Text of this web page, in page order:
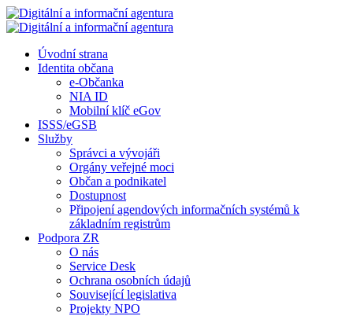
Úvodní strana
Identita občana
e-Občanka
NIA ID
Mobilní klíč eGov
ISSS/eGSB
Služby
Správci a vývojáři
Orgány veřejné moci
Občan a podnikatel
Dostupnost
Připojení agendových informačních systémů k
základním registrům
Podpora ZR
O nás
Service Desk
Ochrana osobních údajů
Související legislativa
Projekty NPO